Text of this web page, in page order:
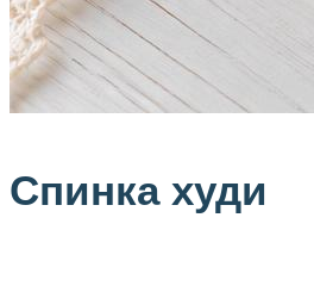
Спинка худи